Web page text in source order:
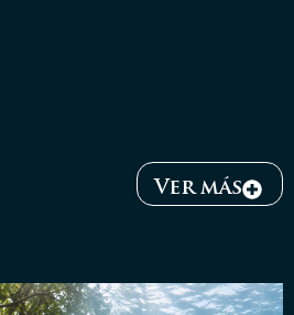
Ver más